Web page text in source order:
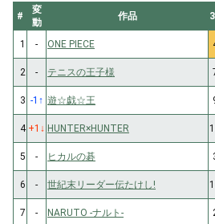
#
変
動
作品
1 - ONE PIECE
2
- テニスの王子様
3 -1 ↑ 遊☆戯☆王
4 +1 ↓ HUNTER×HUNTER
5
- ヒカルの碁
6
- 世紀末リーダー伝たけし!
7
- NARUTO -ナルト-